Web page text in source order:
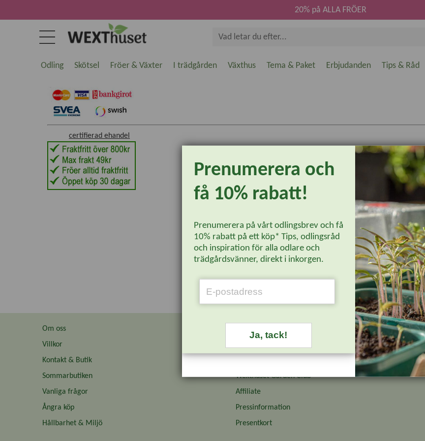
20% på ALLA FRÖER
Odling Skötsel Fröer & Växter I trädgården Växthus Tema & Paket Erbjudanden Tips & Råd
certifierad ehandel
Om oss
Villkor
Kontakt & Butik
Sommarbutiken
Vanliga frågor
Ångra köp
Hållbarhet & Miljö
Wexthuset Garden Club
Affiliate
Pressinformation
Presentkort
Prenumerera och
få 10% rabatt!
Prenumerera på vårt odlingsbrev och få
10% rabatt på ett köp* Tips, odlingsråd
och inspiration för alla odlare och
trädgårdsvänner, direkt i inkorgen.
Ja, tack!